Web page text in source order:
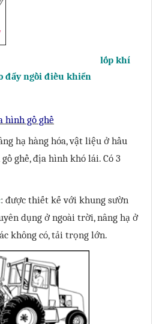
lốp khí
điều khiển
hình gồ ghề
hạ hàng hóa, vật liệu ở hầu
ghề, địa hình khó lái. Có 3
: được thiết kế với khung sườn
dụng ở ngoài trời, nâng hạ ở
không có, tải trọng lớn.